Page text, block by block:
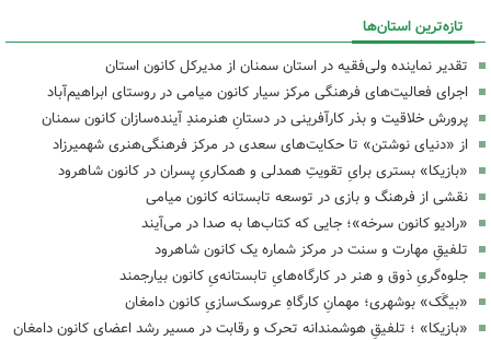
تازه‌ترین استان‌ها
تقدیر نماینده ولی‌فقیه در استان سمنان از مدیرکل کانون استان
اجرای فعالیت‌های فرهنگی مرکز سیار کانون میامی در روستای ابراهیم‌آباد
پرورش خلاقیت و بذر کارآفرینی در دستانِ هنرمندِ آینده‌سازان کانون سمنان
از «دنیای نوشتن» تا حکایت‌های سعدی در مرکز فرهنگی‌هنری شهمیرزاد
«بازیکا» بستری برایِ تقویتِ همدلی و همکاریِ پسران در کانون شاهرود
نقشی از فرهنگ و بازی در توسعه تابستانه کانون میامی
«رادیو کانون سرخه»؛ جایی که کتاب‌ها به صدا در می‌آیند
تلفیقِ مهارت و سنت در مرکز شماره یک کانون شاهرود
جلوه‌گریِ ذوق و هنر در کارگاه‌هایِ تابستانه‌یِ کانون بیارجمند
«بیگَک» بوشهری؛ مهمانِ کارگاهِ عروسک‌سازیِ کانون دامغان
«بازیکا» ؛ تلفیقِ هوشمندانه تحرک و رقابت در مسیر رشد اعضای کانون دامغان